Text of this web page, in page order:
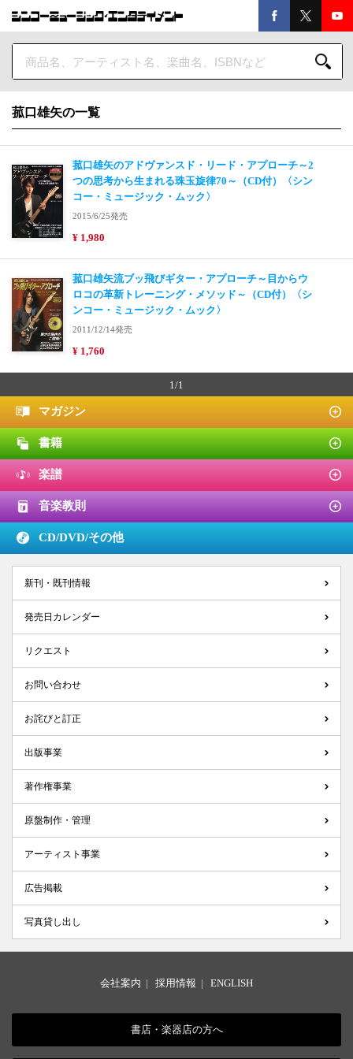
菰口雄矢の一覧
菰口雄矢のアドヴァンスド・リード・アプローチ～2
つの思考から生まれる珠玉旋律70～（CD付）〈シン
コー・ミュージック・ムック〉
2015/6/25発売
¥ 1,980
菰口雄矢流ブッ飛びギター・アプローチ～目からウ
ロコの革新トレーニング・メソッド～（CD付）〈シ
ンコー・ミュージック・ムック〉
2011/12/14発売
¥ 1,760
1/1
マガジン
書籍
楽譜
音楽教則
CD/DVD/その他
新刊・既刊情報
発売日カレンダー
リクエスト
お問い合わせ
お詫びと訂正
出版事業
著作権事業
原盤制作・管理
アーティスト事業
広告掲載
写真貸し出し
会社案内 | 採用情報 | ENGLISH
書店・楽器店の方へ